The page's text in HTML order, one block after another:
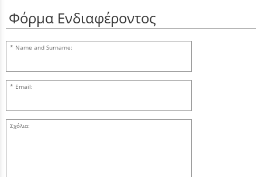
Φόρμα Ενδιαφέροντος
Name and Surname:
Email:
Σχόλια: